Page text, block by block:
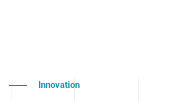
Innovation